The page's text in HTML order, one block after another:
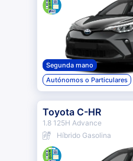
Segunda mano
Autónomos o Particulares
Toyota C-HR
1.8 125H Advance
Híbrido Gasolina